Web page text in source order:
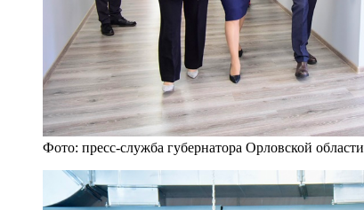
Фото: пресс-служба губернатора Орловской области